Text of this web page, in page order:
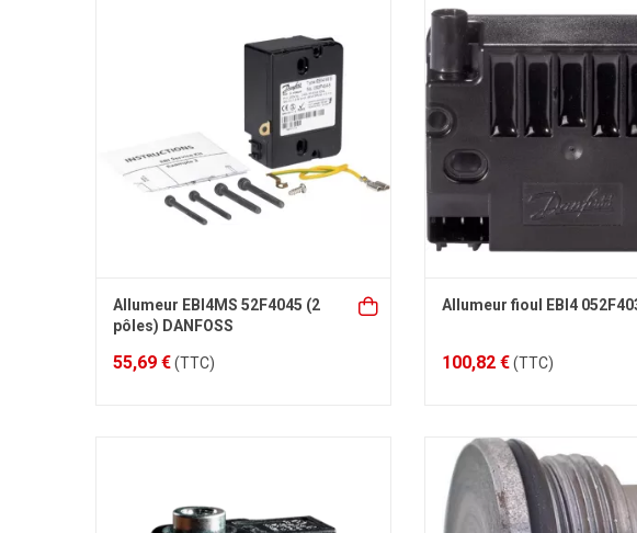
Allumeur EBI4MS 52F4045 (2
pôles) DANFOSS
55,69 €(TTC)
Allumeur fioul EBI4
100,82 €(TTC)